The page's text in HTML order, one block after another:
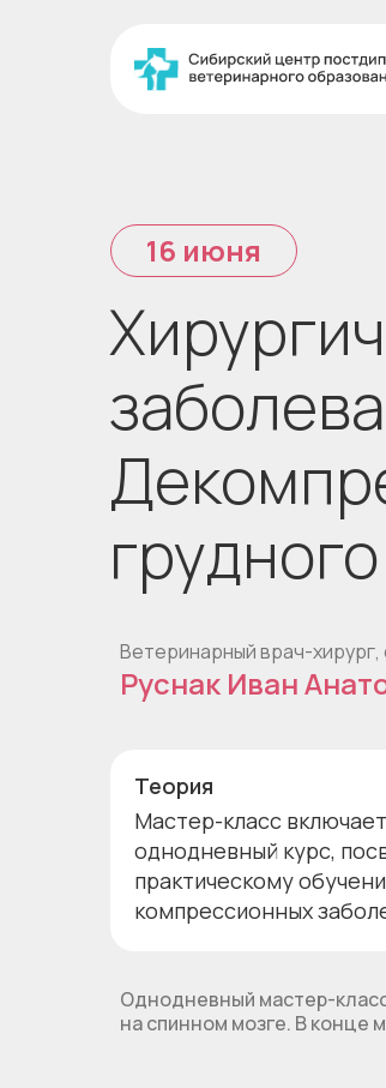
Теория
Мастер-класс
однодневный курс,
практическому
компрессионных
Руснак Иван
Ветеринарный врач-
16 июня
Однодневный мастер-
на спинном мозге. В конце